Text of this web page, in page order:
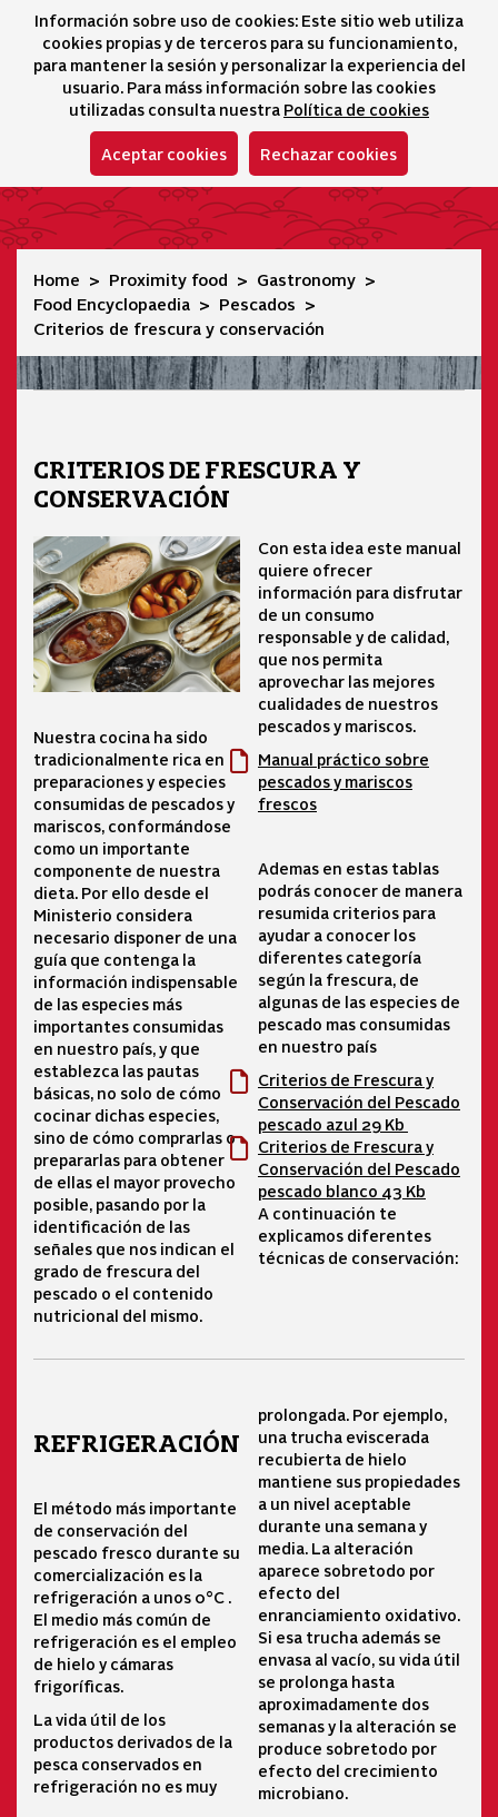
Información sobre uso de cookies: Este sitio web utiliza
cookies propias y de terceros para su funcionamiento,
para mantener la sesión y personalizar la experiencia del
usuario. Para máss información sobre las cookies
utilizadas consulta nuestra Política de cookies
Aceptar cookies Rechazar cookies
Selector idioma
icono
Criterios de frescura y conservación
Home Proximity food
Gastronomy
Food Encyclopaedia
Pescados
Criterios de frescura y conservación
CRITERIOS DE FRESCURA Y
CONSERVACIÓN
Nuestra cocina ha sido
tradicionalmente rica en
preparaciones y especies
consumidas de pescados y
mariscos, conformándose
como un importante
componente de nuestra
dieta. Por ello desde el
Ministerio considera
necesario disponer de una
guía que contenga la
información indispensable
de las especies más
importantes consumidas
en nuestro país, y que
establezca las pautas
básicas, no solo de cómo
cocinar dichas especies,
sino de cómo comprarlas o
prepararlas para obtener
de ellas el mayor provecho
posible, pasando por la
identificación de las
señales que nos indican el
grado de frescura del
pescado o el contenido
nutricional del mismo.
Con esta idea este manual
quiere ofrecer
información para disfrutar
de un consumo
responsable y de calidad,
que nos permita
aprovechar las mejores
cualidades de nuestros
pescados y mariscos.
Manual práctico sobre
pescados y mariscos
frescos
Ademas en estas tablas
podrás conocer de manera
resumida criterios para
ayudar a conocer los
diferentes categoría
según la frescura, de
algunas de las especies de
pescado mas consumidas
en nuestro país
Criterios de Frescura y
Conservación del Pescado
pescado azul 29 Kb
Criterios de Frescura y
Conservación del Pescado
pescado blanco 43 Kb
A continuación te
explicamos diferentes
técnicas de conservación:
REFRIGERACIÓN
El método más importante
de conservación del
pescado fresco durante su
comercialización es la
refrigeración a unos 0°C .
El medio más común de
refrigeración es el empleo
de hielo y cámaras
frigoríficas.
La vida útil de los
productos derivados de la
pesca conservados en
refrigeración no es muy
prolongada. Por ejemplo,
una trucha eviscerada
recubierta de hielo
mantiene sus propiedades
a un nivel aceptable
durante una semana y
media. La alteración
aparece sobretodo por
efecto del
enranciamiento oxidativo.
Si esa trucha además se
envasa al vacío, su vida útil
se prolonga hasta
aproximadamente dos
semanas y la alteración se
produce sobretodo por
efecto del crecimiento
microbiano.